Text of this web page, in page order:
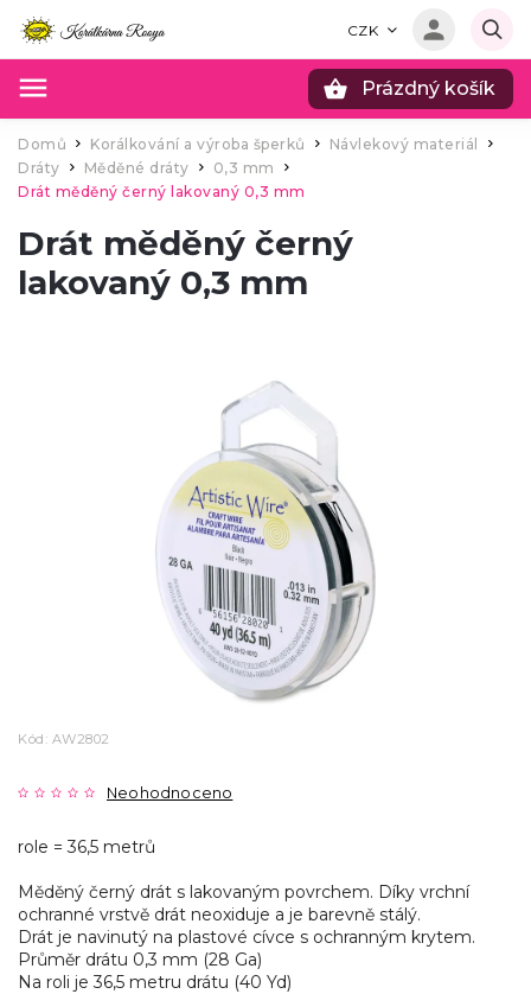
CZK
Prázdný košík
Domů / Korálkování a výroba šperků Návlekový materiál
Dráty
Měděné dráty 0,3 mm
Drát měděný černý lakovaný 0,3 mm
Drát měděný černý
lakovaný 0,3 mm
Kód: AW2802
Neohodnoceno
role = 36,5 metrů
Měděný černý drát s lakovaným povrchem. Díky vrchní
ochranné vrstvě drát neoxiduje a je barevně stálý.
Drát je navinutý na plastové cívce s ochranným krytem.
Průměr drátu 0,3 mm (28 Ga)
Na roli je 36,5 metru drátu (40 Yd)